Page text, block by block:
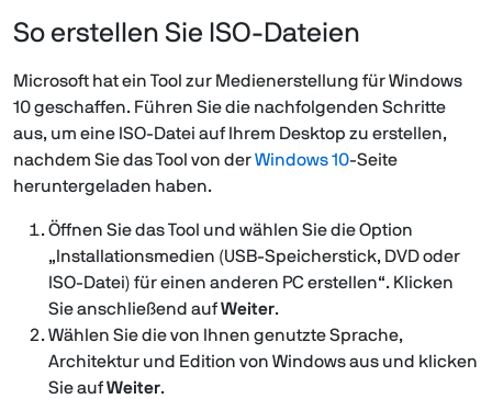
So erstellen Sie ISO-Dateien
Microsoft hat ein Tool zur Medienerstellung für Windows
10 geschaffen. Führen Sie die nachfolgenden Schritte
aus, um eine ISO-Datei auf Ihrem Desktop zu erstellen,
nachdem Sie das Tool von derWindows 10-Seite
heruntergeladen haben.
Öffnen Sie das Tool und wählen Sie die Option
„Installationsmedien (USB-Speicherstick, DVD oder
ISO-Datei) für einen anderen PC erstellen“. Klicken
Sie anschließend aufWeiter.
Wählen Sie die von Ihnen genutzte Sprache,
Architektur und Edition von Windows aus und klicken
Sie aufWeiter.